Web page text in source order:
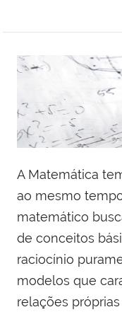
A Matemática
ao mesmo
matemático
de conceitos
raciocínio
modelos que
relações